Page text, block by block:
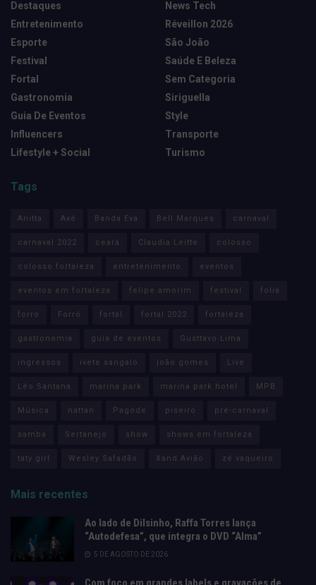
Destaques
Entretenimento
Esporte
Festival
Fortal
Gastronomia
Guia De Eventos
Influencers
Lifestyle + Social
News Tech
Réveillon 2026
São João
Saúde E Beleza
Sem Categoria
Siriguella
Style
Transporte
Turismo
Tags
Anitta Axé Banda Eva Bell Marques carnaval
carnaval 2022 ceará Claudia Leitte colosso
colosso fortaleza entretenimento eventos
eventos em fortaleza felipe amorim festival folia
forro Forró fortal fortal 2022 fortaleza
gastronomia guia de eventos Gusttavo Lima
ingressos ivete sangalo joão gomes Live
Léo Santana marina park marina park hotel MPB
Música nattan Pagode piseiro pré-carnaval
samba Sertanejo show shows em fortaleza
taty girl Wesley Safadão Xand Avião zé vaqueiro
Mais recentes
Ao lado de Dilsinho, Raffa Torres lança
“Autodefesa”, que integra o DVD “Alma”
5 DE AGOSTO DE 2026